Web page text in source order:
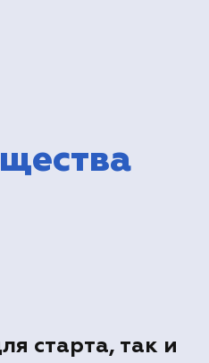
старта, так и